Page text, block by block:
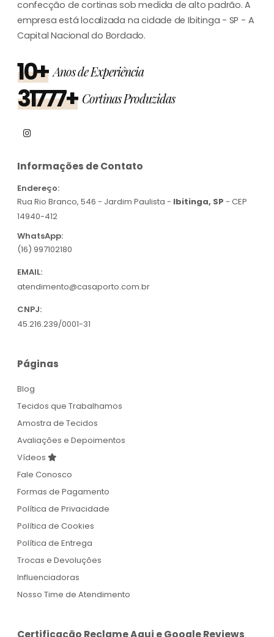
confecção de cortinas sob medida de alto padrão. A
empresa está localizada na cidade de Ibitinga - SP - A
Capital Nacional do Bordado.
10+ Anos de Experiência
31777+ Cortinas Produzidas
Informações de Contato
Endereço:
Rua Rio Branco, 546 - Jardim Paulista - Ibitinga, SP - CEP
14940-412
WhatsApp:
(16) 997102180
EMAIL:
atendimento@casaporto.com.br
CNPJ:
45.216.239/0001-31
Páginas
Blog
Tecidos que Trabalhamos
Amostra de Tecidos
Avaliações e Depoimentos
Vídeos
Fale Conosco
Formas de Pagamento
Política de Privacidade
Política de Cookies
Política de Entrega
Trocas e Devoluções
Influenciadoras
Nosso Time de Atendimento
Certificação Reclame Aqui e Google Reviews